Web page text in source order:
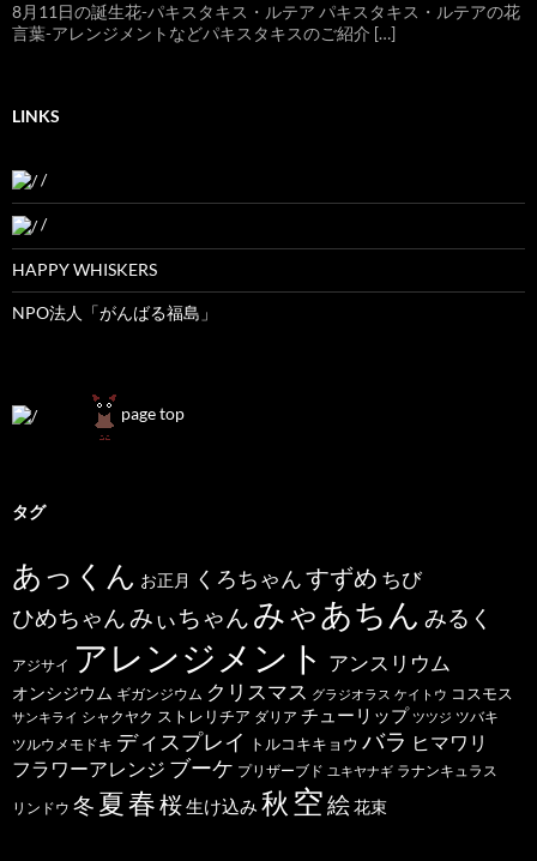
8月11日の誕生花-パキスタキス・ルテア パキスタキス・ルテアの花
言葉-アレンジメントなどパキスタキスのご紹介 […]
LINKS
/
/
HAPPY WHISKERS
NPO法人「がんばる福島」
page top
タグ
あっくん お正月 くろちゃんすずめ ちび
ひめちゃんみぃちゃん みゃあちん みるく
アジサイ アレンジメント アンスリウム
オンシジウム ギガンジウム クリスマス グラジオラス ケイトウ コスモス
サンキライ シャクヤク ストレリチア ダリア チューリップ ツツジ ツバキ
ツルウメモドキ ディスプレイ トルコキキョウ バラ ヒマワリ
フラワーアレンジ ブーケ プリザーブド ユキヤナギ ラナンキュラス
リンドウ 冬 夏春桜生け込み 秋 空絵花束